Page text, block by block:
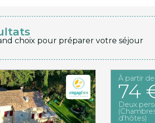
choix pour préparer votre séjour
À partir de
74
Deux
d'hôtes)